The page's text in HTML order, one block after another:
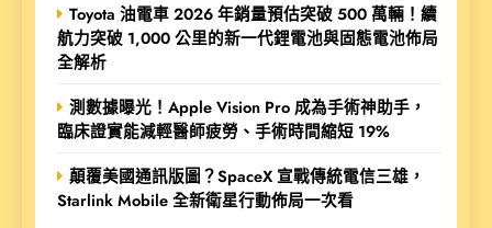
Toyota 油電車 2026 年銷量預估突破 500 萬輛！續
航力突破 1,000 公里的新一代鋰電池與固態電池佈局
全解析
測數據曝光！Apple Vision Pro 成為手術神助手，
臨床證實能減輕醫師疲勞、手術時間縮短 19%
顛覆美國通訊版圖？SpaceX 宣戰傳統電信三雄，
Starlink Mobile 全新衛星行動佈局一次看